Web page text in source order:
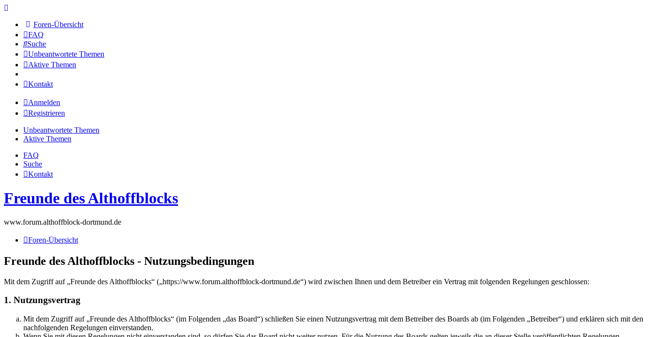
Foren-Übersicht
FAQ
Suche
Unbeantwortete Themen
Aktive Themen
Kontakt
Anmelden
Registrieren
Unbeantwortete Themen
Aktive Themen
FAQ
Suche
Kontakt
Freunde des Althoffblocks
www.forum.althoffblock-dortmund.de
Foren-Übersicht
Freunde des Althoffblocks - Nutzungsbedingungen
Mit dem Zugriff auf „Freunde des Althoffblocks“ („https://www.forum.althoffblock-dortmund.de“) wird zwischen Ihnen und dem Betreiber ein Vertrag mit folgenden Regelungen geschlossen:
1. Nutzungsvertrag
Mit dem Zugriff auf „Freunde des Althoffblocks“ (im Folgenden „das Board“) schließen Sie einen Nutzungsvertrag mit dem Betreiber des Boards ab (im Folgenden „Betreiber“) und erklären sich mit den
nachfolgenden Regelungen einverstanden.